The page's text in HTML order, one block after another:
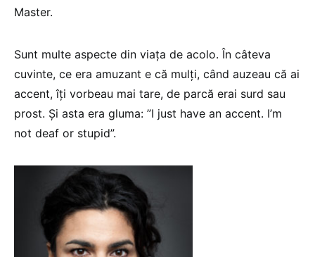
Master.
Sunt multe aspecte din viața de acolo. În câteva
cuvinte, ce era amuzant e că mulți, când auzeau că ai
accent, îți vorbeau mai tare, de parcă erai surd sau
prost. Și asta era gluma: ”I just have an accent. I’m
not deaf or stupid”.